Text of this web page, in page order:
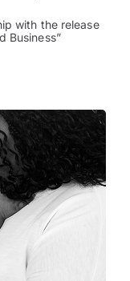
with the release
Business”